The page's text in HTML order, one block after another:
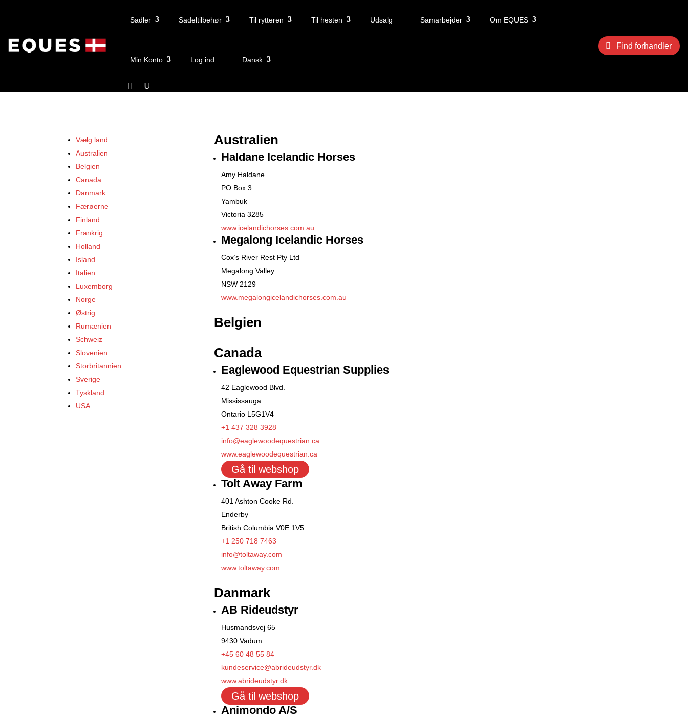
Sadler Sadeltilbehør Til rytteren Til hesten Udsalg Samarbejder Om EQUES
Min Konto Log ind Dansk
Find forhandler
Vælg land
Australien
Belgien
Canada
Danmark
Færøerne
Finland
Frankrig
Holland
Island
Italien
Luxemborg
Norge
Østrig
Rumænien
Schweiz
Slovenien
Storbritannien
Sverige
Tyskland
USA
Australien
Haldane Icelandic Horses
Amy Haldane
PO Box 3
Yambuk
Victoria 3285
www.icelandichorses.com.au
Megalong Icelandic Horses
Cox’s River Rest Pty Ltd
Megalong Valley
NSW 2129
www.megalongicelandichorses.com.au
Belgien
Canada
Eaglewood Equestrian Supplies
42 Eaglewood Blvd.
Mississauga
Ontario L5G1V4
+1 437 328 3928
info@eaglewoodequestrian.ca
www.eaglewoodequestrian.ca
Gå til webshop
Tolt Away Farm
401 Ashton Cooke Rd.
Enderby
British Columbia V0E 1V5
+1 250 718 7463
info@toltaway.com
www.toltaway.com
Danmark
AB Rideudstyr
Husmandsvej 65
9430 Vadum
+45 60 48 55 84
kundeservice@abrideudstyr.dk
www.abrideudstyr.dk
Gå til webshop
Animondo A/S